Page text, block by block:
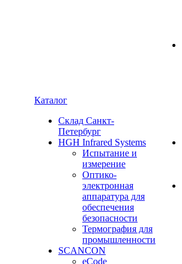
Каталог
Cклад Санкт-
Петербург
HGH Infrared Systems
Испытание и
измерение
Оптико-
электронная
аппаратура для
обеспечения
безопасности
Термография для
промышленности
SCANCON
eCode